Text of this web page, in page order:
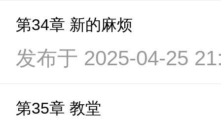
第34章 新的麻烦
发布于 2025-04-25
第35章 教堂